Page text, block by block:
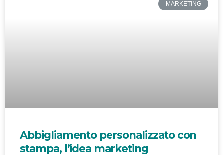
MARKETING
Abbigliamento personalizzato con
stampa, l’idea marketing